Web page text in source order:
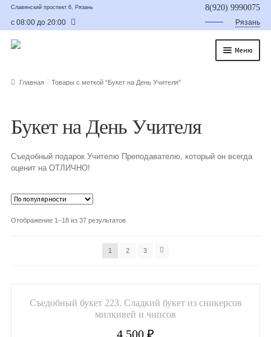
Славянский проспект 6, Рязань
с 08:00 до 20:00
8(920) 9990075
Рязань
Меню
Каталог
Съедобные букеты
Букет из фруктов и овощей
Букеты из сухофруктов и орехов
Овощные букеты
Главная Товары с меткой “Букет на День Учителя”
Букет на День Учителя
Съедобный подарок Учителю Преподавателю, который он всегда
оценит на ОТЛИЧНО!
Отображение 1–18 из 37 результатов
1 2 3
Съедобный букет 223. Сладкий букет из сникерсов
милкивей и чипсов
4,500 ₽